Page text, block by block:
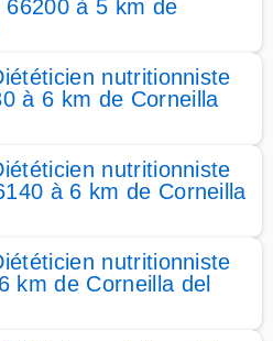
à 5 km de
nutritionniste
à 6 km de Corneilla
nutritionniste
à 6 km de Corneilla
nutritionniste
km de Corneilla del